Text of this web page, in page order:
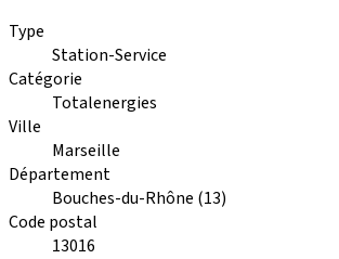
Type
Station-Service
Catégorie
Totalenergies
Ville
Marseille
Département
Bouches-du-Rhône (13)
Code postal
13016